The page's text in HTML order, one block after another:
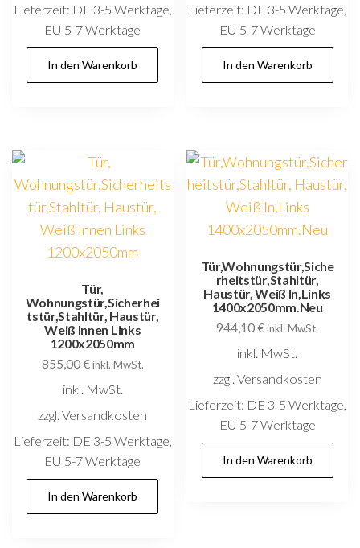
Lieferzeit: DE 3-5 Werktage,
EU 5-7 Werktage
In den Warenkorb
Lieferzeit: DE 3-5 Werktage,
EU 5-7 Werktage
In den Warenkorb
Tür,
Wohnungstür,Sicherhei
tstür,Stahltür, Haustür,
Weiß Innen Links
1200x2050mm
855,00€inkl. MwSt.
inkl. MwSt.
zzgl. Versandkosten
Lieferzeit: DE 3-5 Werktage,
EU 5-7 Werktage
In den Warenkorb
Tür,Wohnungstür,Siche
rheitstür,Stahltür,
Haustür, Weiß In,Links
1400x2050mm.Neu
944,10€inkl. MwSt.
inkl. MwSt.
zzgl. Versandkosten
Lieferzeit: DE 3-5 Werktage,
EU 5-7 Werktage
In den Warenkorb